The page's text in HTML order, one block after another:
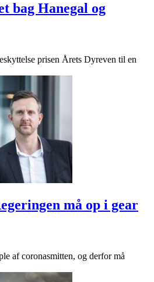
bag Hanegal og
prisen Årets Dyreven til en
må op i gear
af coronasmitten, og derfor må